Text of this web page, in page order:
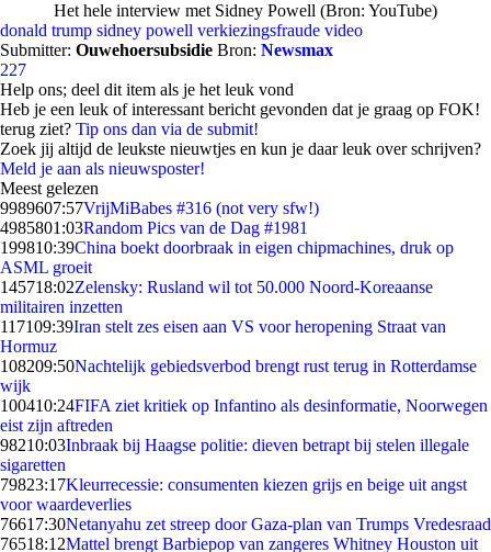
Het hele interview met Sidney Powell (Bron: YouTube)
donald trump sidney powell verkiezingsfraude video
Submitter: Ouwehoersubsidie Bron: Newsmax
227
Help ons; deel dit item als je het leuk vond
Heb je een leuk of interessant bericht gevonden dat je graag op FOK!
terug ziet? Tip ons dan via de submit!
Zoek jij altijd de leukste nieuwtjes en kun je daar leuk over schrijven?
Meld je aan als nieuwsposter!
Meest gelezen
9989607:57VrijMiBabes #316 (not very sfw!)
4985801:03Random Pics van de Dag #1981
199810:39China boekt doorbraak in eigen chipmachines, druk op
ASML groeit
145718:02Zelensky: Rusland wil tot 50.000 Noord-Koreaanse
militairen inzetten
117109:39Iran stelt zes eisen aan VS voor heropening Straat van
Hormuz
108209:50Nachtelijk gebiedsverbod brengt rust terug in Rotterdamse
wijk
100410:24FIFA ziet kritiek op Infantino als desinformatie, Noorwegen
eist zijn aftreden
98210:03Inbraak bij Haagse politie: dieven betrapt bij stelen illegale
sigaretten
79823:17Kleurrecessie: consumenten kiezen grijs en beige uit angst
voor waardeverlies
76617:30Netanyahu zet streep door Gaza-plan van Trumps Vredesraad
76518:12Mattel brengt Barbiepop van zangeres Whitney Houston uit